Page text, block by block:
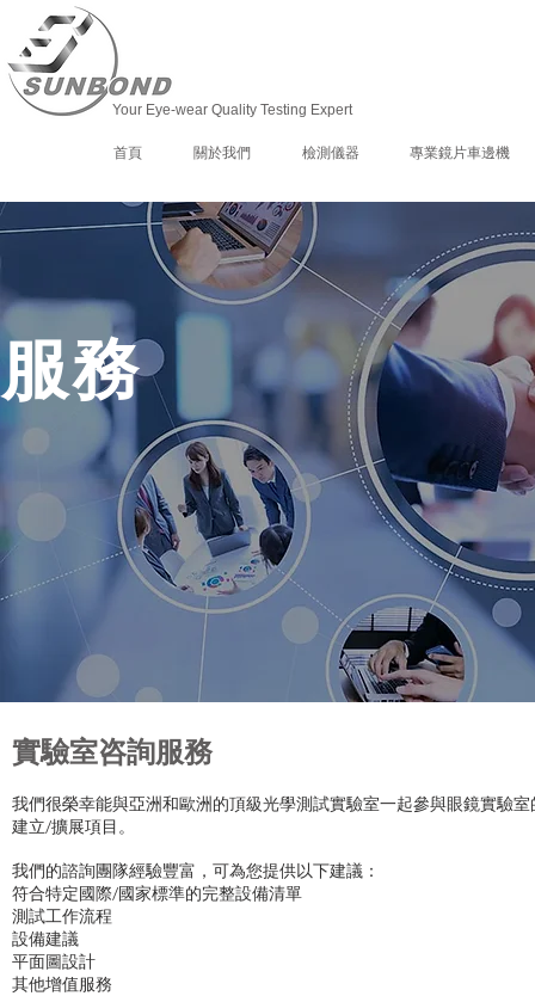
Your Eye-wear Quality Testing Expert
首頁 關於我們 檢測儀器 專業鏡片車邊機
服務
​實驗室咨詢服務
我們很榮幸能與亞洲和歐洲的頂級光學測試實驗室一起參與眼鏡實驗室
建立/擴展項目。
我們的諮詢團隊經驗豐富，可為您提供以下建議：
符合特定國際/國家標準的完整設備清單
測試工作流程
設備建議
平面圖設計
其他增值服務